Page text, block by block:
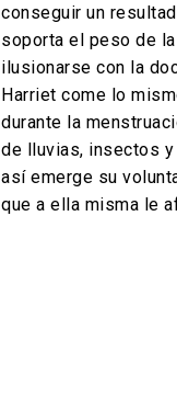
conseguir un
soporta el peso de
ilusionarse con la
Harriet come lo
durante la
de lluvias, insectos
así emerge su
que a ella misma le